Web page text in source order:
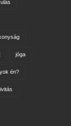
jóga
én?